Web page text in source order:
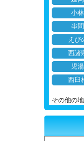
小
串
えび
西諸
児
西臼
その他の